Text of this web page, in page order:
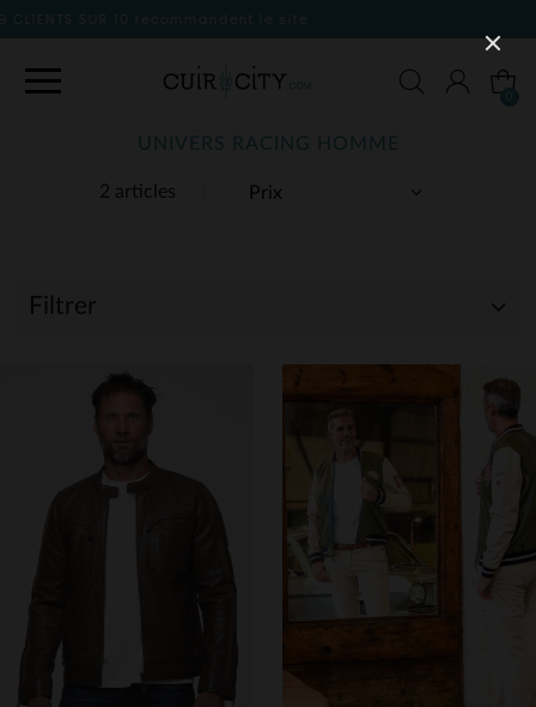
2 articles
UNIVERS RACING HOMME
Filtrer